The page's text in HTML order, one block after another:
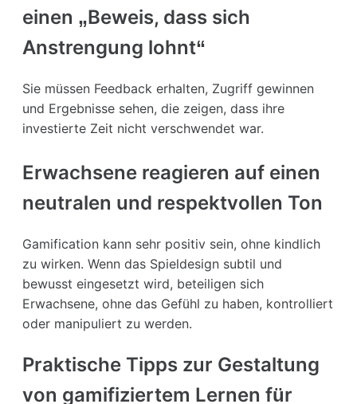
einen „Beweis, dass sich
Anstrengung lohnt“
Sie müssen Feedback erhalten, Zugriff gewinnen
und Ergebnisse sehen, die zeigen, dass ihre
investierte Zeit nicht verschwendet war.
Erwachsene reagieren auf einen
neutralen und respektvollen Ton
Gamification kann sehr positiv sein, ohne kindlich
zu wirken. Wenn das Spieldesign subtil und
bewusst eingesetzt wird, beteiligen sich
Erwachsene, ohne das Gefühl zu haben, kontrolliert
oder manipuliert zu werden.
Praktische Tipps zur Gestaltung
von gamifiziertem Lernen für